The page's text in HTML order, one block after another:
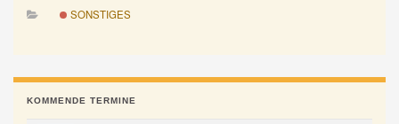
SONSTIGES
KOMMENDE TERMINE